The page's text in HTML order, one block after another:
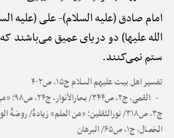
امام صادق (علیه السلام)-علی (علیه
الله علیها) دو دریای عمیق می‌باشند
ستم نمی‌کنند.
تفسیر اهل بیت علیهم السلام ج۱۵، ص۴۰۲
القمی،
الخصال، ج۱، ص۶۵/ البرهان